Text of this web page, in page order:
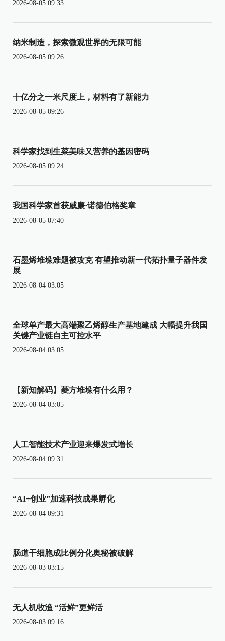
2026-08-05 09:33
纳米制造，探索微观世界的无限可能
2026-08-05 09:26
十亿分之一米尺度上，材料有了新能力
2026-08-05 09:26
科学家找到生菜美味又营养的基因密码
2026-08-05 09:24
我国科学家首获威廉·诺德伯格奖章
2026-08-05 07:40
石墨烯堆垛难题被攻克 有望推动新一代拓扑量子器件发
展
2026-08-04 03:05
全球单产最大高端聚乙烯醇生产基地建成 大幅提升我国
关键产业链自主可控水平
2026-08-04 03:05
【新知解码】菱方堆垛有什么用？
2026-08-04 03:05
人工智能技术产业迎来爆发式增长
2026-08-04 09:31
“AI+创业”加速科技成果孵化
2026-08-04 09:31
肠道干细胞成比例分化奥秘被破解
2026-08-03 03:15
无人机牧渔 “活鲜”更鲜活
2026-08-03 09:16